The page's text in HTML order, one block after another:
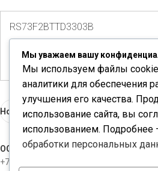
RS73F2BTTD3303B
Количество доступно:5000
Новые
ООО "ЧИПКОНТАКТ"
+7-812-3098534
Мы уважаем вашу
Мы используем файлы
аналитики для обеспечения
улучшения его качества.
использование сайта, вы
использованием. Подробнее
обработки персональных